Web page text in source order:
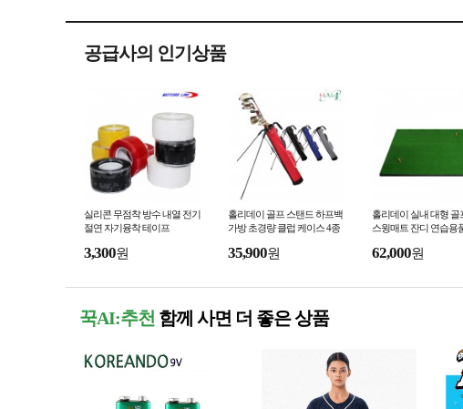
공급사의 인기상품
실리콘 무점착 방수 내열 전기
절연 자기융착 테이프
3,300원
홀리데이 골프 스탠드 하프백
가방 초경량 클럽 케이스 4종
35,900원
홀리데이 실내 대형 골
스윙매트 잔디 연습용
62,000원
꾹AI:추천 함께 사면 더 좋은 상품